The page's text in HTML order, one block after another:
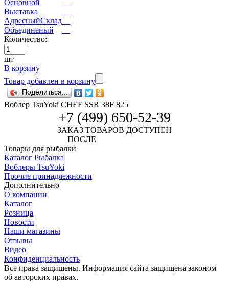
Основной
Выставка
АдресныйСклад
Объединеный
Количество:
шт
В корзину
Товар добавлен в корзину
Поделиться...
Воблер TsuYoki CHEF SSR 38F 825
+7 (499) 650-52-39
ЗАКАЗ ТОВАРОВ ДОСТУПЕН
ПОСЛЕ
Товары для рыбалки
Каталог Рыбалка
Воблеры TsuYoki
Прочие принадлежности
Дополнительно
О компании
Каталог
Розница
Новости
Наши магазины
Отзывы
Видео
Конфиденциальность
Все права защищены. Информация сайта защищена законом
об авторских правах.